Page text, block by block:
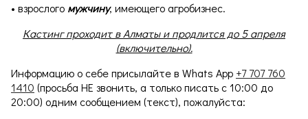
• взрослого мужчину, имеющего агробизнес.
Кастинг проходит в Алматы и продлится до 5 апреля
(включительно).
Информацию о себе присылайте в Whats App +7 707 760
1410 (просьба НЕ звонить, а только писать с 10:00 до
20:00) одним сообщением (текст), пожалуйста: